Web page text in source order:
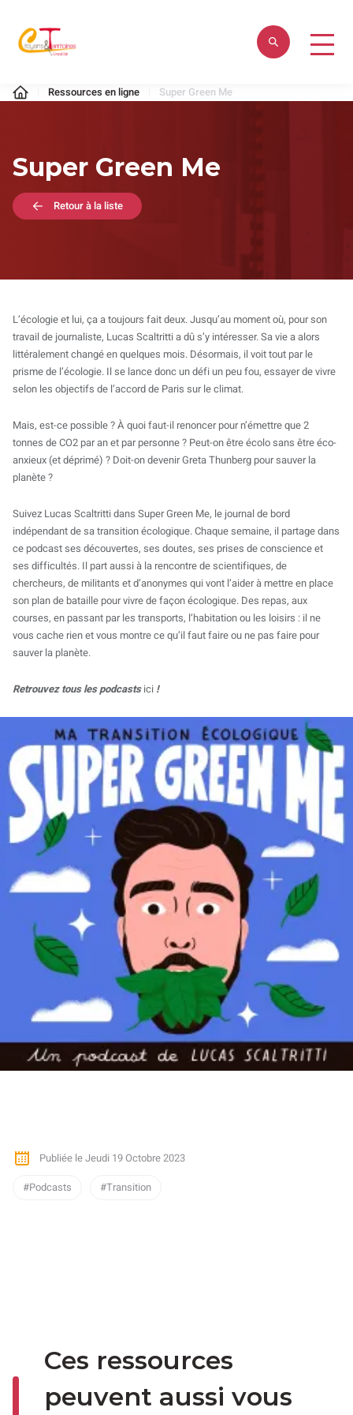
contenu
Citoyens
&
Ressources en ligne Super Green Me
Super Green Me
Retour à la liste
L’écologie et lui, ça a toujours fait deux. Jusqu’au moment où, pour son
travail de journaliste, Lucas Scaltritti a dû s’y intéresser. Sa vie a alors
littéralement changé en quelques mois. Désormais, il voit tout par le
prisme de l’écologie. Il se lance donc un défi un peu fou, essayer de vivre
selon les objectifs de l’accord de Paris sur le climat.
Mais, est-ce possible ? À quoi faut-il renoncer pour n’émettre que 2
tonnes de CO2 par an et par personne ? Peut-on être écolo sans être éco-
anxieux (et déprimé) ? Doit-on devenir Greta Thunberg pour sauver la
planète ?
Suivez Lucas Scaltritti dans Super Green Me, le journal de bord
indépendant de sa transition écologique. Chaque semaine, il partage dans
ce podcast ses découvertes, ses doutes, ses prises de conscience et
ses difficultés. Il part aussi à la rencontre de scientifiques, de
chercheurs, de militants et d’anonymes qui vont l’aider à mettre en place
son plan de bataille pour vivre de façon écologique. Des repas, aux
courses, en passant par les transports, l’habitation ou les loisirs : il ne
vous cache rien et vous montre ce qu’il faut faire ou ne pas faire pour
sauver la planète.
Retrouvez tous les podcastsici !
Publiée le Jeudi 19 Octobre 2023
Podcasts
Transition
Ces ressources
peuvent aussi vous